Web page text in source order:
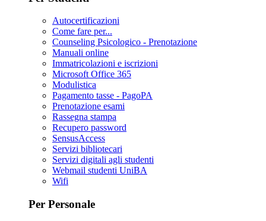
Autocertificazioni
Come fare per...
Counseling Psicologico - Prenotazione
Manuali online
Immatricolazioni e iscrizioni
Microsoft Office 365
Modulistica
Pagamento tasse - PagoPA
Prenotazione esami
Rassegna stampa
Recupero password
SensusAccess
Servizi bibliotecari
Servizi digitali agli studenti
Webmail studenti UniBA
Wifi
Per Personale